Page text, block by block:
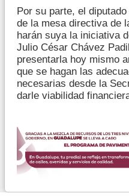
Por su parte, el
de la mesa directiva de
harán suya la iniciativa
Julio César Chávez
presentarla hoy mismo
que se hagan las
necesarias desde la
darle viabilidad